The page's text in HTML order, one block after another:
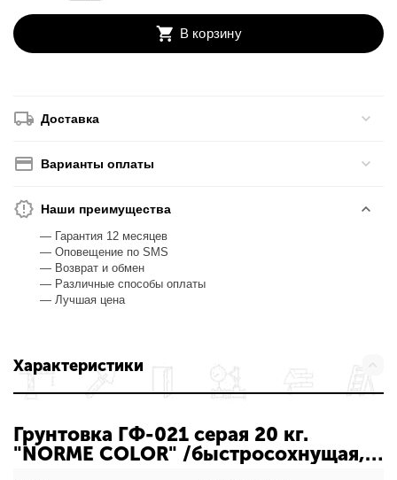
В корзину
Доставка
Варианты оплаты
Наши преимущества
— Гарантия 12 месяцев
— Оповещение по SMS
— Возврат и обмен
— Различные способы оплаты
— Лучшая цена
Характеристики
Грунтовка ГФ-021 серая 20 кг.
"NORME COLOR" /быстросохнущая,